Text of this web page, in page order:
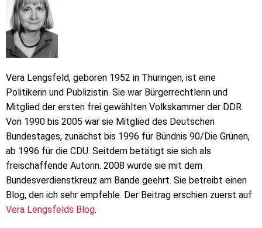
Vera Lengsfeld, geboren 1952 in Thüringen, ist eine
Politikerin und Publizistin. Sie war Bürgerrechtlerin und
Mitglied der ersten frei gewählten Volkskammer der DDR.
Von 1990 bis 2005 war sie Mitglied des Deutschen
Bundestages, zunächst bis 1996 für Bündnis 90/Die Grünen,
ab 1996 für die CDU. Seitdem betätigt sie sich als
freischaffende Autorin. 2008 wurde sie mit dem
Bundesverdienstkreuz am Bande geehrt. Sie betreibt einen
Blog, den ich sehr empfehle. Der Beitrag erschien zuerst auf
Vera Lengsfelds Blog.